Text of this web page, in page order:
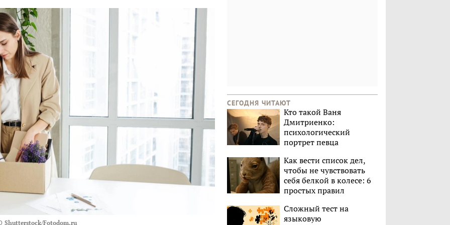
Shutterstock/Fotodom.ru
СЕГОДНЯ ЧИТАЮТ
Кто такой Ваня
Дмитриенко:
психологический
портрет певца
Как вести список дел,
чтобы не чувствовать
себя белкой в колесе: 6
простых правил
Сложный тест на
языковую